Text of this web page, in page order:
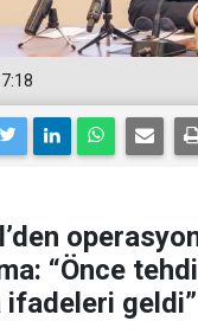
“Önce
geldi”